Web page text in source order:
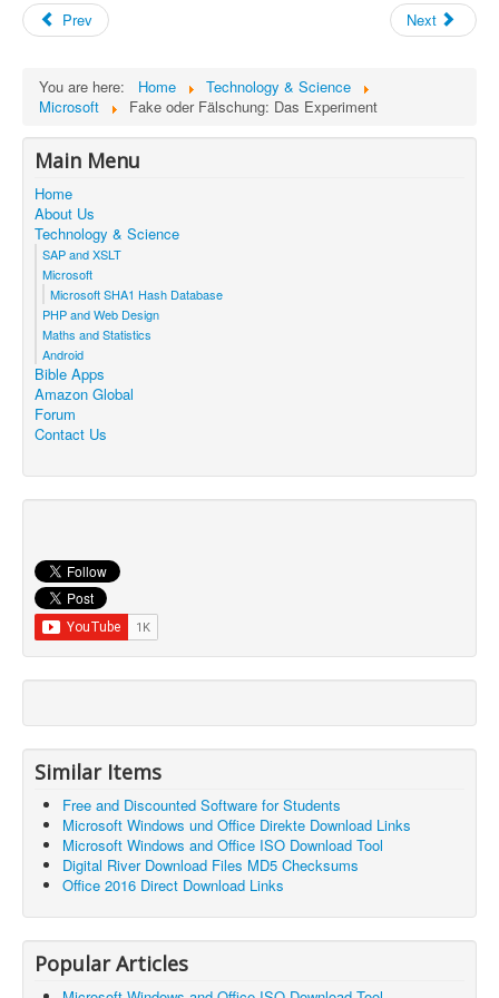
Prev Next
You are here: Home
Technology & Science
Microsoft
Fake oder Fälschung: Das Experiment
Main Menu
Home
About Us
Technology & Science
SAP and XSLT
Microsoft
Microsoft SHA1 Hash Database
PHP and Web Design
Maths and Statistics
Android
Bible Apps
Amazon Global
Forum
Contact Us
Similar Items
Free and Discounted Software for Students
Microsoft Windows und Office Direkte Download Links
Microsoft Windows and Office ISO Download Tool
Digital River Download Files MD5 Checksums
Office 2016 Direct Download Links
Popular Articles